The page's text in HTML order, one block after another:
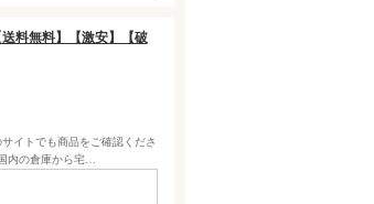
料無料】【激安】【破
イトでも商品をご確認くださ
内の倉庫から宅…